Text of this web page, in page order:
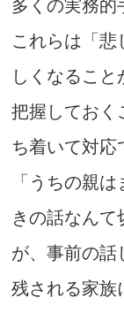
多くの実務的
これらは「悲
しくなるこ
把握しておく
ち着いて対応
「うちの親
きの話なん
が、事前の話
残される家族